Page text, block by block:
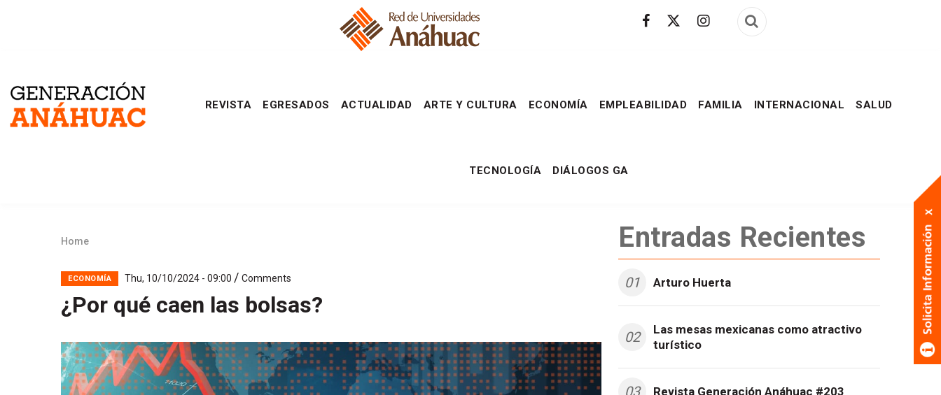
content
Generación
REVISTA EGRESADOS ACTUALIDAD ARTE Y CULTURA ECONOMÍA EMPLEABILIDAD FAMILIA INTERNACIONAL SALUD
TECNOLOGÍA DIÁLOGOS GA
Breadcrumb
Home
ECONOMÍA Thu, 10/10/2024 - 09:00 / Comments
¿Por qué caen las bolsas?
Entradas Recientes
01 Arturo Huerta
02
Las mesas mexicanas como atractivo
turístico
03 Revista Generación Anáhuac #203